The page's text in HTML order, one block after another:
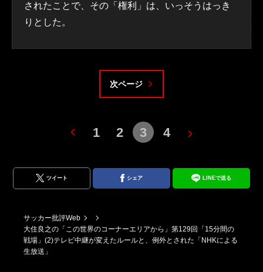
されたことで、その「権利」は、いっそうはっき
りとした。
次ページ
1 2 3 4
ツイート シェア LINEで送る
サッカー批評Web
大住良之の「この世界のコーナーエリアから」第129回「15分間の
戦場」(2)テレビ中継が変えたルールと、例外とされた「NHKによる
生放送」